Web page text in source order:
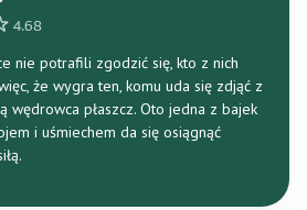
4.68
nie potrafili zgodzić się, kto z nich
że wygra ten, komu uda się zdjąć z
wędrowca płaszcz. Oto jedna z bajek
i uśmiechem da się osiągnąć